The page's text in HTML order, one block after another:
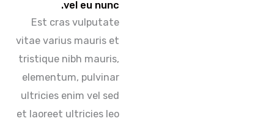
vel eu nunc.
Est cras vulputate
vitae varius mauris et
tristique nibh mauris,
elementum, pulvinar
ultricies enim vel sed
et laoreet ultricies leo